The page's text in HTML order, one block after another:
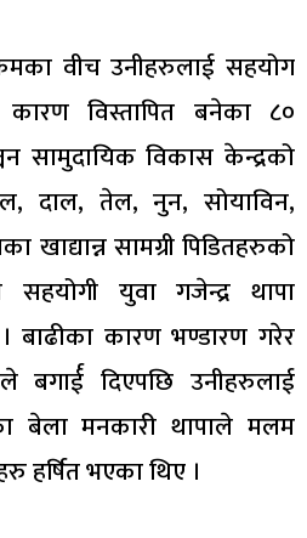
वीच उनीहरुलाई सहयोग
विस्तापित बनेका ८०
सामुदायिक विकास केन्द्रको
दाल, तेल, नुन, सोयाविन,
सामग्री पिडितहरुको
सहयोगी युवा गजेन्द्र थापा
बाढीका कारण भण्डारण गरेर
बगार्ई दिएपछि उनीहरुलाई
बेला मनकारी थापाले मलम
हर्षित भएका थिए ।